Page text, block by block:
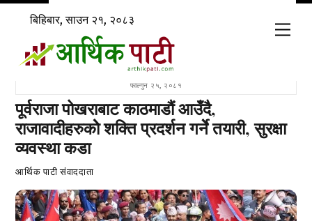
Skip
content
बिहिबार, साउन २१, २०८३
फाल्गुन २५, २०८१
पूर्वराजा पोखराबाट काठमाडौं आउँदै,
राजावादीहरुकोे शक्ति प्रदर्शन गर्नेे तयारी, सुरक्षा
व्यवस्था कडा
आर्थिक पाटी संवाददाता